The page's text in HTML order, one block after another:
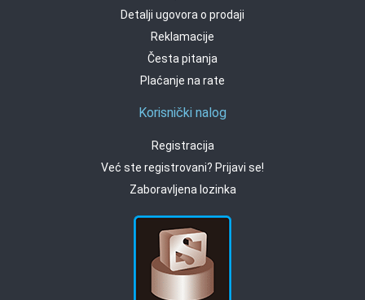
Detalji ugovora o prodaji
Reklamacije
Česta pitanja
Plaćanje na rate
Korisnički nalog
Registracija
Već ste registrovani? Prijavi se!
Zaboravljena lozinka